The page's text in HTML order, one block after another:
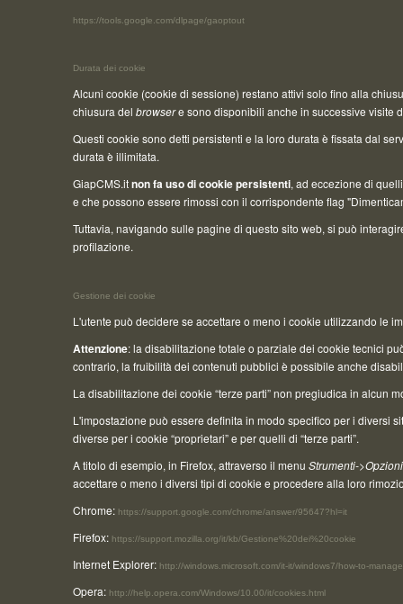
https://tools.google.com/dlpage/gaoptout
Durata dei cookie
Alcuni cookie (cookie di sessione) restano attivi solo fino alla
chiusura del browsere sono disponibili anche in successive visite
Questi cookie sono detti persistenti e la loro durata è fissata dal
durata è illimitata.
GiapCMS.itnon fa uso di cookie persistenti, ad eccezione di
e che possono essere rimossi con il corrispondente flag
Tuttavia, navigando sulle pagine di questo sito web, si può
profilazione.
Gestione dei cookie
L'utente può decidere se accettare o meno i cookie utilizzando le
Attenzione: la disabilitazione totale o parziale dei cookie tecnici
contrario, la fruibilità dei contenuti pubblici è possibile anche
La disabilitazione dei cookie “terze parti” non pregiudica in alcun
L'impostazione può essere definita in modo specifico per i diversi
diverse per i cookie “proprietari” e per quelli di “terze parti”.
A titolo di esempio, in Firefox, attraverso il menu Strumenti-
accettare o meno i diversi tipi di cookie e procedere alla loro
Chrome: https://support.google.com/chrome/answer/95647?hl=it
Firefox: https://support.mozilla.org/it/kb/Gestione%20dei%20cookie
Internet Explorer: http://windows.microsoft.com/it-it/windows7/how-to-
Opera: http://help.opera.com/Windows/10.00/it/cookies.html